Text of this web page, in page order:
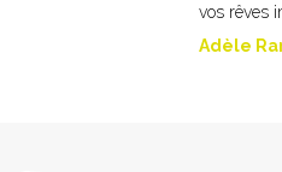
vos rêves
Adèle